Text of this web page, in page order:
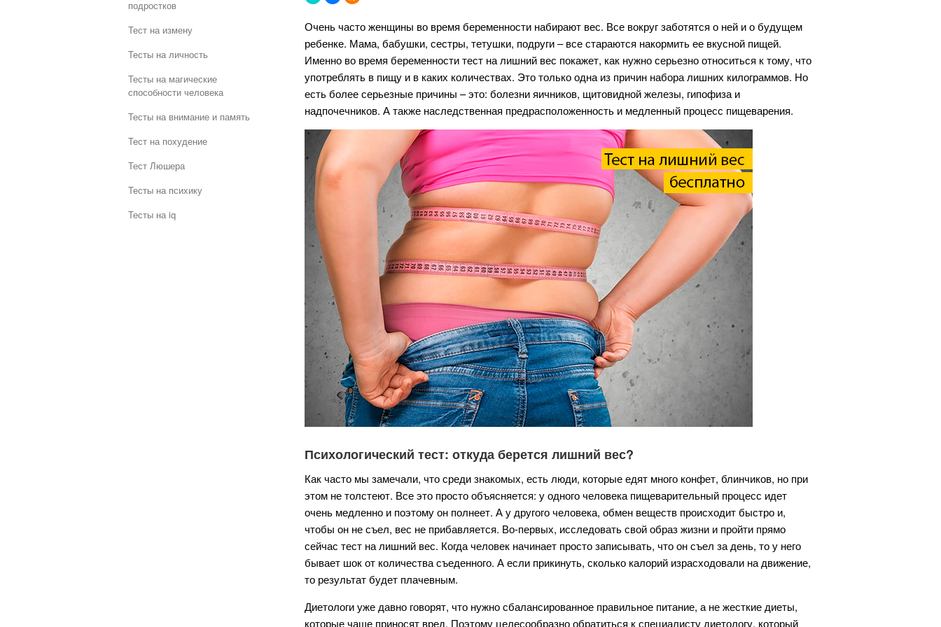
подростков
Тест на измену
Тесты на личность
Тесты на магические
способности человека
Тесты на внимание и память
Тест на похудение
Тест Люшера
Тесты на психику
Тесты на iq
Очень часто женщины во время беременности набирают вес. Все вокруг заботятся о ней и о будущем
ребенке. Мама, бабушки, сестры, тетушки, подруги – все стараются накормить ее вкусной пищей.
Именно во время беременности тест на лишний вес покажет, как нужно серьезно относиться к тому, что
употреблять в пищу и в каких количествах. Это только одна из причин набора лишних килограммов. Но
есть более серьезные причины – это: болезни яичников, щитовидной железы, гипофиза и
надпочечников. А также наследственная предрасположенность и медленный процесс пищеварения.
Психологический тест: откуда берется лишний вес?
Как часто мы замечали, что среди знакомых, есть люди, которые едят много конфет, блинчиков, но при
этом не толстеют. Все это просто объясняется: у одного человека пищеварительный процесс идет
очень медленно и поэтому он полнеет. А у другого человека, обмен веществ происходит быстро и,
чтобы он не съел, вес не прибавляется. Во-первых, исследовать свой образ жизни и пройти прямо
сейчас тест на лишний вес. Когда человек начинает просто записывать, что он съел за день, то у него
бывает шок от количества съеденного. А если прикинуть, сколько калорий израсходовали на движение,
то результат будет плачевным.
Диетологи уже давно говорят, что нужно сбалансированное правильное питание, а не жесткие диеты,
которые чаще приносят вред. Поэтому целесообразно обратиться к специалисту диетологу, который